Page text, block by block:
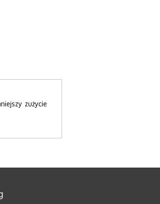
zużycie